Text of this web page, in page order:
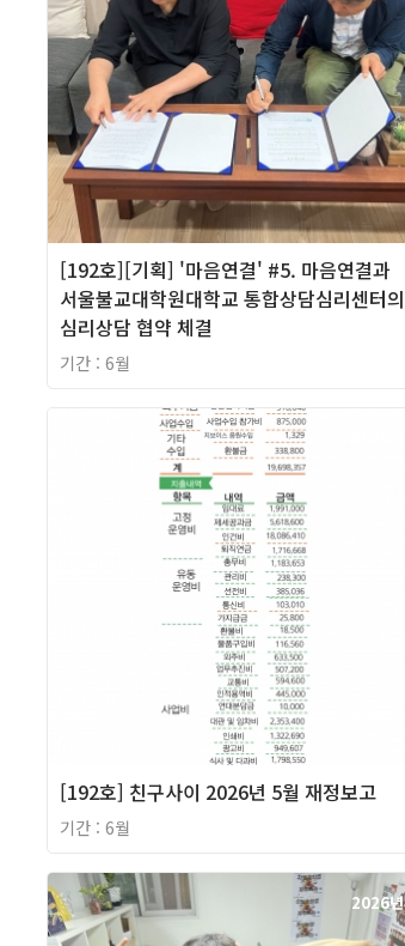
[192호][기획] '마음연결' #5. 마음연결과
서울불교대학원대학교 통합상담심리센터의
심리상담 협약 체결
기간 : 6월
[192호] 친구사이 2026년 5월 재정보고
기간 : 6월
2026년